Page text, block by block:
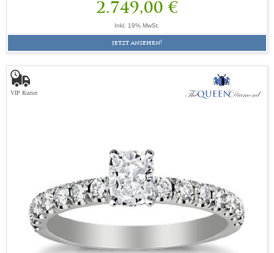
2.749,00 €
Inkl. 19% MwSt.
jetzt ansehen!
VIP Kurier